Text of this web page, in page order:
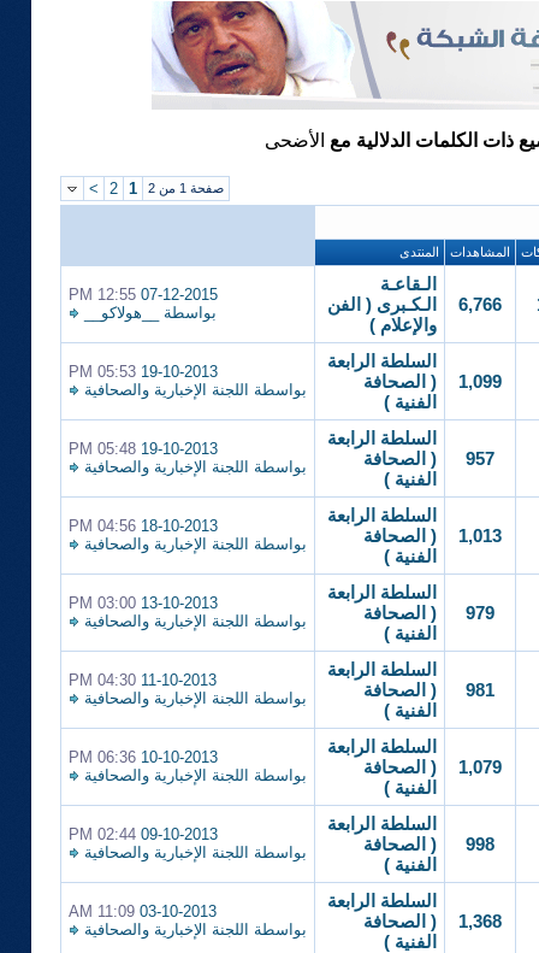
ذات الكلمات الدلالية مع الأضحى
صفحة 1 من 2 1
2
>
المشاهدات المنتدى
6,766
الـقاعـة
الـكـبرى ( الفن
والإعلام )
07-12-2015
12:55 PM
بواسطة
__هولاكو__
1,099
السلطة الرابعة
( الصحافة
الفنية )
19-10-2013
05:53 PM
بواسطة اللجنة الإخبارية والصحافية
957
السلطة الرابعة
( الصحافة
الفنية )
19-10-2013
05:48 PM
بواسطة اللجنة الإخبارية والصحافية
1,013
السلطة الرابعة
( الصحافة
الفنية )
18-10-2013
04:56 PM
بواسطة اللجنة الإخبارية والصحافية
979
السلطة الرابعة
( الصحافة
الفنية )
13-10-2013
03:00 PM
بواسطة اللجنة الإخبارية والصحافية
981
السلطة الرابعة
( الصحافة
الفنية )
11-10-2013
04:30 PM
بواسطة اللجنة الإخبارية والصحافية
1,079
السلطة الرابعة
( الصحافة
الفنية )
10-10-2013
06:36 PM
بواسطة اللجنة الإخبارية والصحافية
998
السلطة الرابعة
( الصحافة
الفنية )
09-10-2013
02:44 PM
بواسطة اللجنة الإخبارية والصحافية
1,368
السلطة الرابعة
( الصحافة
الفنية )
03-10-2013
11:09 AM
بواسطة اللجنة الإخبارية والصحافية